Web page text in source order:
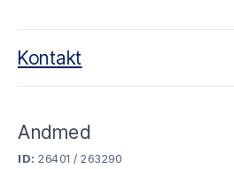
Kontakt
Andmed
ID: 26401 / 263290